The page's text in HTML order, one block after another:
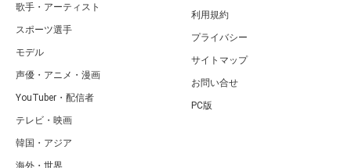
歌手・アーティスト
スポーツ選手
モデル
声優・アニメ・漫画
YouTuber・配信者
テレビ・映画
韓国・アジア
海外・世界
利用規約
プライバシー
サイトマップ
お問い合せ
PC版